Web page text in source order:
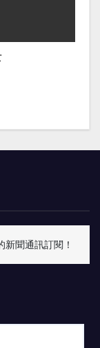
聞通訊訂閱！